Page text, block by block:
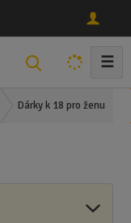
h
☰
Dárky k 18 pro ženu